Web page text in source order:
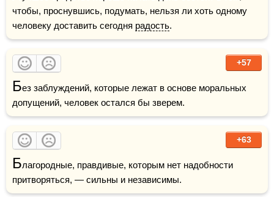
чтобы, проснувшись, подумать, нельзя ли хоть одному
человеку доставить сегодня радость.
+57
Без заблуждений, которые лежат в основе моральных
допущений, человек остался бы зверем.
+63
Благородные, правдивые, которым нет надобности
притворяться, — сильны и независимы.